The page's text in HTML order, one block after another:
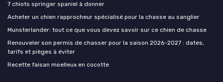
7 chiots springer spaniel à donner
Acheter un chien rapprocheur spécialisé pour la chasse au sanglier
Munsterlander: tout ce que vous devez savoir sur ce chien de chasse
Renouveler son permis de chasser pour la saison 2026-2027 : dates,
tarifs et pièges à éviter
Recette faisan moelleux en cocotte